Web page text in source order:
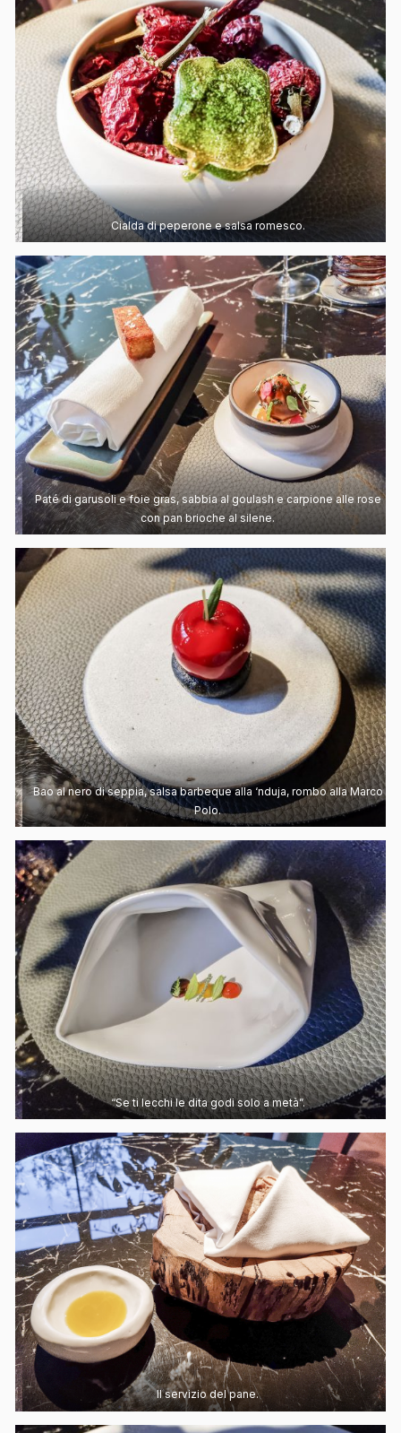
Cialda di peperone e salsa romesco.
Paté di garusoli e foie gras, sabbia al goulash e carpione alle rose
con pan brioche al silene.
Bao al nero di seppia, salsa barbeque alla ‘nduja, rombo alla Marco
Polo.
“Se ti lecchi le dita godi solo a metà”.
Il servizio del pane.